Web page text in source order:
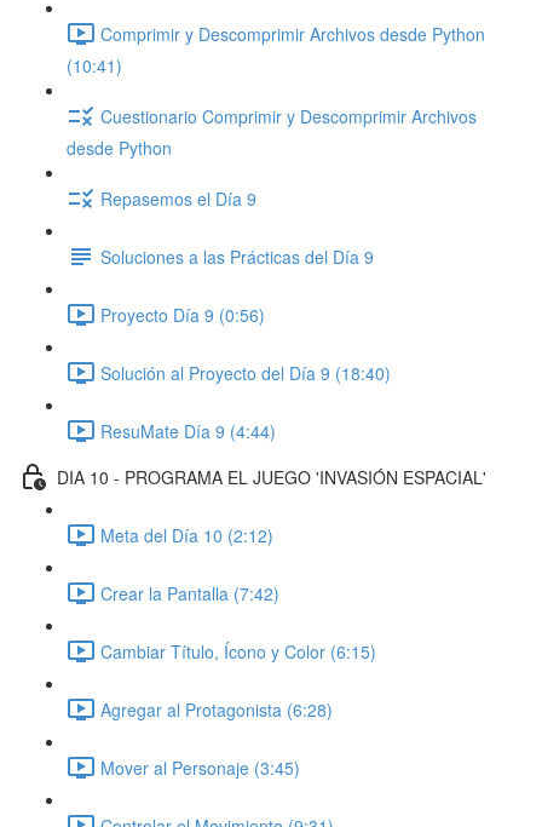
Comprimir y Descomprimir Archivos desde Python
(10:41)
Cuestionario Comprimir y Descomprimir Archivos
desde Python
Repasemos el Día 9
Soluciones a las Prácticas del Día 9
Proyecto Día 9 (0:56)
Solución al Proyecto del Día 9 (18:40)
ResuMate Día 9 (4:44)
DIA 10 - PROGRAMA EL JUEGO 'INVASIÓN ESPACIAL'
Meta del Día 10 (2:12)
Crear la Pantalla (7:42)
Cambiar Título, Ícono y Color (6:15)
Agregar al Protagonista (6:28)
Mover al Personaje (3:45)